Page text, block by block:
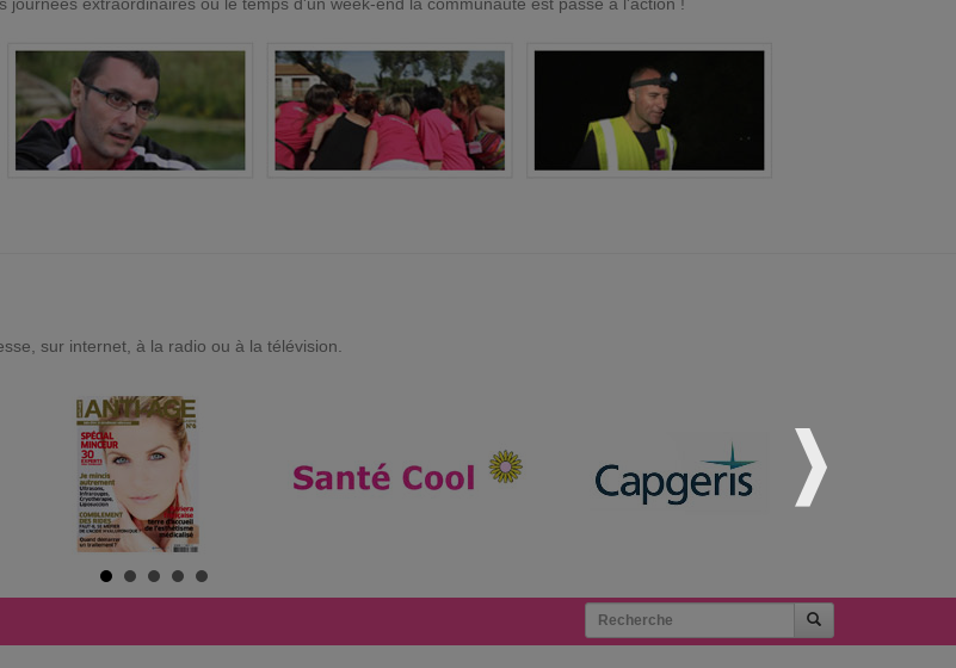
extraordinaires où le temps d'un week-end la communauté est passé à l'action !
sur internet, à la radio ou à la télévision.